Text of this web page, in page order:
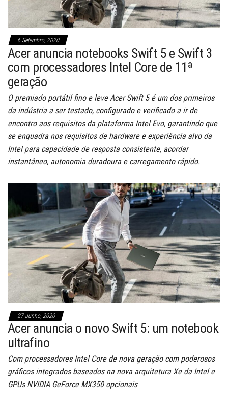
6 Setembro, 2020
Acer anuncia notebooks Swift 5 e Swift 3
com processadores Intel Core de 11ª
geração
O premiado portátil fino e leve Acer Swift 5 é um dos primeiros
da indústria a ser testado, configurado e verificado a ir de
encontro aos requisitos da plataforma Intel Evo, garantindo que
se enquadra nos requisitos de hardware e experiência alvo da
Intel para capacidade de resposta consistente, acordar
instantâneo, autonomia duradoura e carregamento rápido.
27 Junho, 2020
Acer anuncia o novo Swift 5: um notebook
ultrafino
Com processadores Intel Core de nova geração com poderosos
gráficos integrados baseados na nova arquitetura Xe da Intel e
GPUs NVIDIA GeForce MX350 opcionais